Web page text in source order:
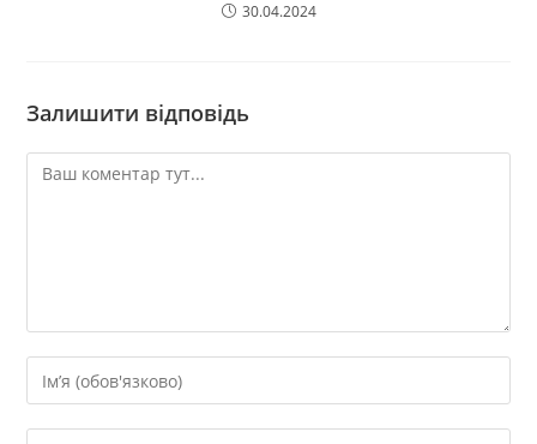
30.04.2024
Залишити відповідь